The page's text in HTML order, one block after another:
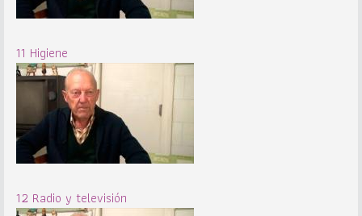
11 Higiene
12 Radio y televisión